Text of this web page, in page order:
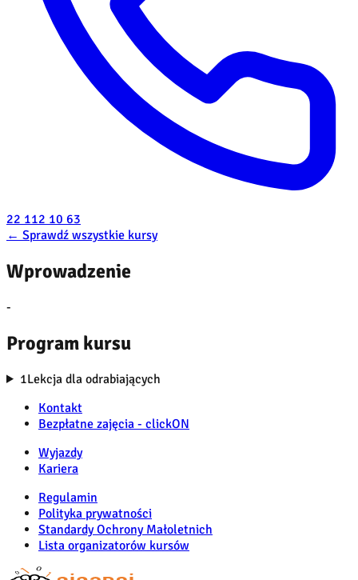
22 112 10 63
← Sprawdź wszystkie kursy
Wprowadzenie
-
Program kursu
1Lekcja dla odrabiających
Kontakt
Bezpłatne zajęcia - clickON
Wyjazdy
Kariera
Regulamin
Polityka prywatności
Standardy Ochrony Małoletnich
Lista organizatorów kursów